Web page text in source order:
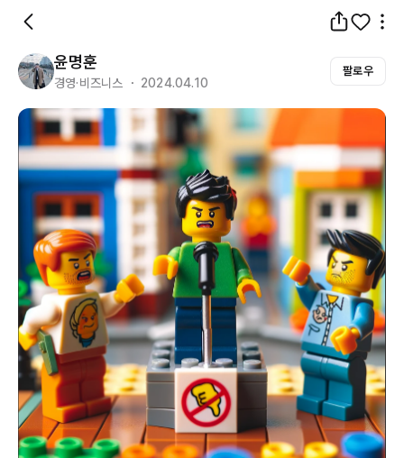
윤명훈
경영·비즈니스 ・ 2024.04.10
팔로우